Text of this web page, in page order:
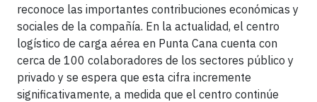
reconoce las importantes contribuciones económicas y
sociales de la compañía. En la actualidad, el centro
logístico de carga aérea en Punta Cana cuenta con
cerca de 100 colaboradores de los sectores público y
privado y se espera que esta cifra incremente
significativamente, a medida que el centro continúe